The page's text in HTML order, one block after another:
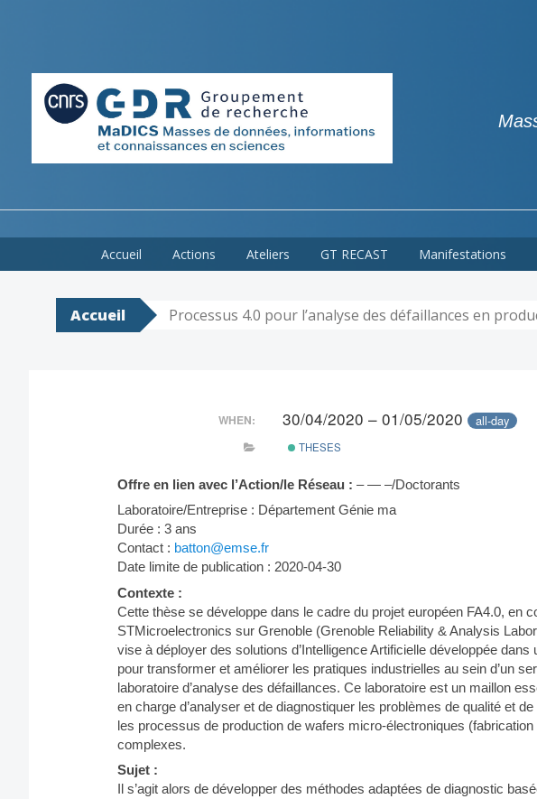
to
Accueil Actions Ateliers GT RECAST Manifestations
Accueil Processus 4.0 pour l’analyse des défaillances en
WHEN: 30/04/2020 – 01/05/2020 all-day
THESES
Offre en lien avec l’Action/le Réseau : – — –/Doctorants
Laboratoire/Entreprise : Département Génie ma
Durée : 3 ans
Contact : batton@emse.fr
Date limite de publication : 2020-04-30
Contexte :
Cette thèse se développe dans le cadre du projet européen FA4.0, en
STMicroelectronics sur Grenoble (Grenoble Reliability & Analysis
vise à déployer des solutions d’Intelligence Artificielle développée dans
pour transformer et améliorer les pratiques industrielles au sein d’un
laboratoire d’analyse des défaillances. Ce laboratoire est un maillon
en charge d’analyser et de diagnostiquer les problèmes de qualité et
les processus de production de wafers micro-électroniques
complexes.
Sujet :
Il s’agit alors de développer des méthodes adaptées de diagnostic